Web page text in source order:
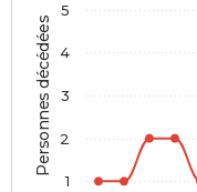
Personnes décédées
1
2
3
4
5